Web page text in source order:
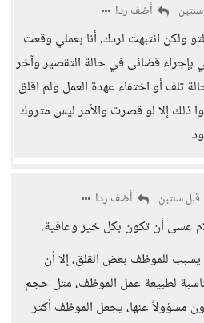
أضف ردا
ولكن انتبهت لردك، أنا بعملي وقعت
بإجراء قضائى في حالة التقصير وآخر
تلف أو اختفاء عهدة العمل ولم اقلق
ذلك إلا لو قصرت والأمر ليس متروك
قبل سنتين أضف ردا
عسى أن تكون بكل خير وعافية.
يسبب للموظف بعض القلق، إلا أن
لطبيعة عمل الموظف، مثل حجم
مسؤولاً عنها، يجعل الموظف أكثر